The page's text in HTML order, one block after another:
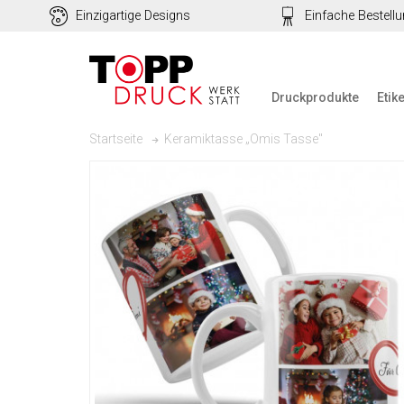
Einzigartige Designs Einfache
Druckprodukte
Startseite Keramiktasse „Omis Tasse"